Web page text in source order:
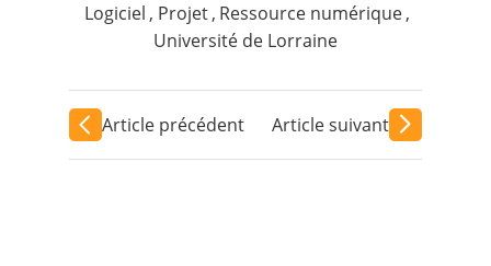
Logiciel , Projet , Ressource numérique,
Université de Lorraine
Article précédent Article suivant